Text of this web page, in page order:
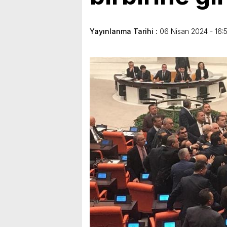
Yayınlanma Tarihi : 06 Nisan 2024 -